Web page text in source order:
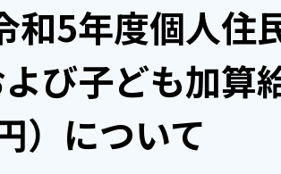
和5年度個人住
び子ども加算
）について